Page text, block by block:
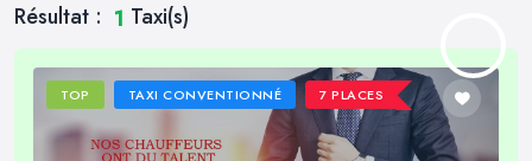
Résultat : 1 Taxi(s)
TOP TAXI CONVENTIONNÉ 7 PLACES